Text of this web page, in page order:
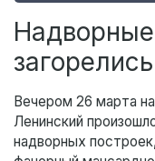
Вечером 26 марта
Ленинский
надворных